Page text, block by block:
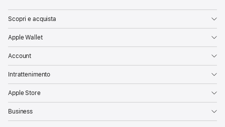
Scopri e acquista
Apple Wallet
Account
Intrattenimento
Apple Store
Business